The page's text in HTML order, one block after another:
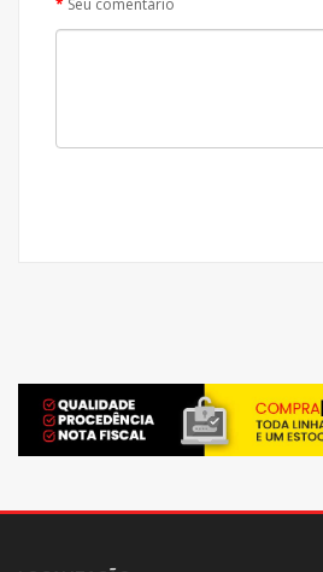
Seu comentário